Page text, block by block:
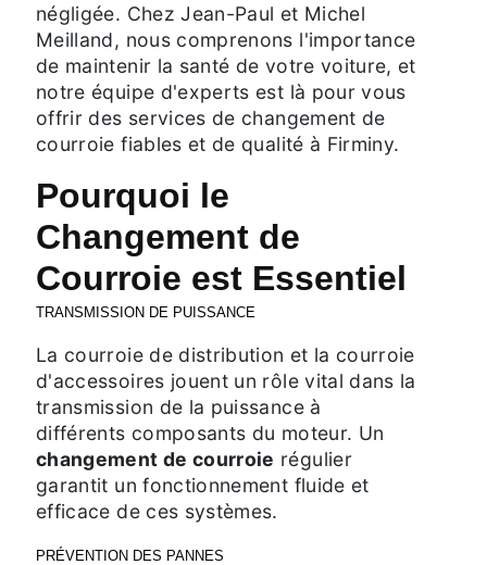
négligée. Chez Jean-Paul et Michel
Meilland, nous comprenons l'importance
de maintenir la santé de votre voiture, et
notre équipe d'experts est là pour vous
offrir des services de changement de
courroie fiables et de qualité à Firminy.
Pourquoi le
Changement de
Courroie est Essentiel
TRANSMISSION DE PUISSANCE
La courroie de distribution et la courroie
d'accessoires jouent un rôle vital dans la
transmission de la puissance à
différents composants du moteur. Un
changement de courroie régulier
garantit un fonctionnement fluide et
efficace de ces systèmes.
PRÉVENTION DES PANNES